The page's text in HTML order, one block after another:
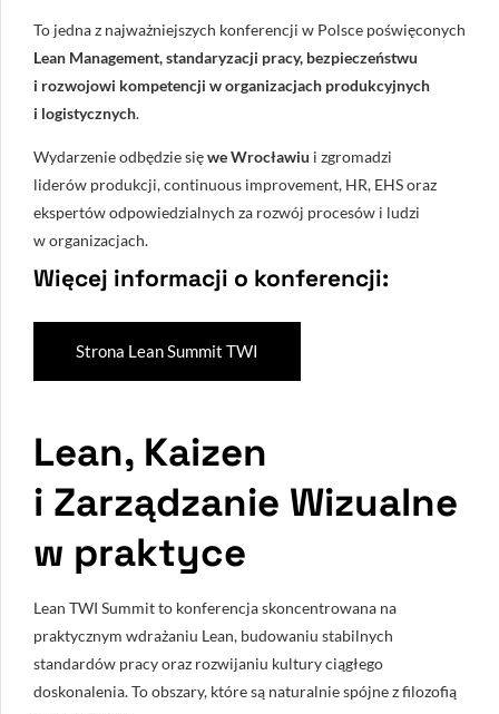
To jedna z najważniejszych konferencji w Polsce poświęconych
Lean Management,standaryzacji pracy, bezpieczeństwu
i rozwojowi kompetencji w organizacjach produkcyjnych
i logistycznych.
Wydarzenie odbędzie sięwe Wrocławiu i zgromadzi
liderów produkcji, continuous improvement, HR, EHS oraz
ekspertów odpowiedzialnych za rozwój procesów i ludzi
w organizacjach.
Więcej informacji o konferencji:
Strona Lean Summit TWI
Lean, Kaizen
i Zarządzanie Wizualne
w praktyce
Lean TWI Summit to konferencja skoncentrowana na
praktycznym wdrażaniu Lean, budowaniu stabilnych
standardów pracy oraz rozwijaniu kultury ciągłego
doskonalenia. To obszary, które są naturalnie spójne z filozofią